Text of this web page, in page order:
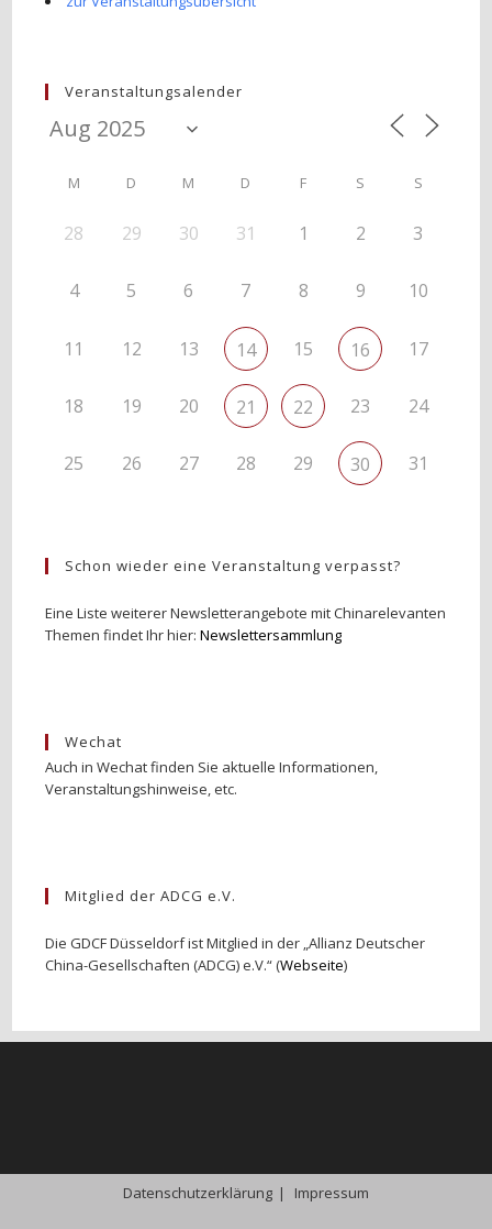
Veranstaltungsalender
M D M D F S S
28 29 30 31 1 2 3
4 5 6 7 8 9 10
11 12 13 14 15 16 17
18 19 20 21 22 23 24
25 26 27 28 29 30 31
Schon wieder eine Veranstaltung verpasst?
Eine Liste weiterer Newsletterangebote mit Chinarelevanten
Themen findet Ihr hier:Newslettersammlung
Wechat
Auch in Wechat finden Sie aktuelle Informationen,
Veranstaltungshinweise, etc.
Mitglied der ADCG e.V.
Die GDCF Düsseldorf ist Mitglied in der „Allianz Deutscher
China-Gesellschaften (ADCG) e.V.“ (Webseite)
Datenschutzerklärung Impressum